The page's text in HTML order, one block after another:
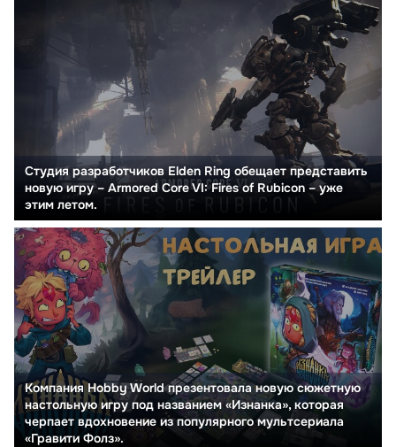
Студия разработчиков Elden Ring обещает представить
новую игру – Armored Core VI: Fires of Rubicon – уже
этим летом.
Компания Hobby World презентовала новую сюжетную
настольную игру под названием «Изнанка», которая
черпает вдохновение из популярного мультсериала
«Гравити Фолз».